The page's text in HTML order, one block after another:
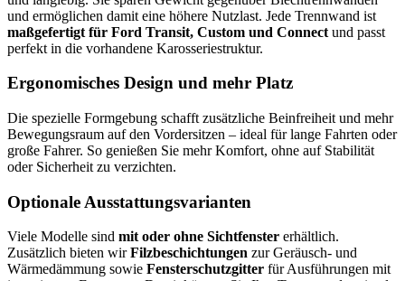
und ermöglichen damit eine höhere Nutzlast. Jede Trennwand ist
maßgefertigt für Ford Transit, Custom und Connect und passt
perfekt in die vorhandene Karosseriestruktur.
Ergonomisches Design und mehr Platz
Die spezielle Formgebung schafft zusätzliche Beinfreiheit und mehr
Bewegungsraum auf den Vordersitzen – ideal für lange Fahrten oder
große Fahrer. So genießen Sie mehr Komfort, ohne auf Stabilität
oder Sicherheit zu verzichten.
Optionale Ausstattungsvarianten
Viele Modelle sind mit oder ohne Sichtfenster erhältlich.
Zusätzlich bieten wirFilzbeschichtungen zur Geräusch- und
Wärmedämmung sowie Fensterschutzgitter für Ausführungen mit